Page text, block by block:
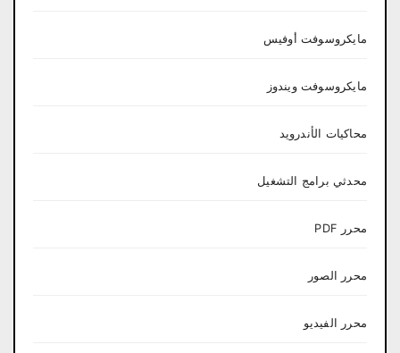
مايكروسوفت أوفيس
مايكروسوفت ويندوز
محاكيات الأندرويد
محدثي برامج التشغيل
محرر PDF
محرر الصور
محرر الفيديو